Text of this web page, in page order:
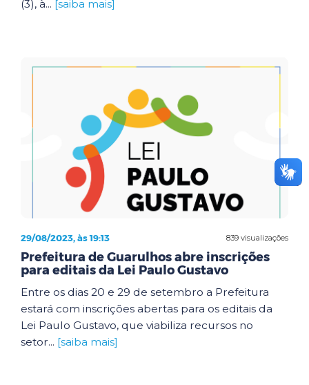
(3), à... [saiba mais]
839 visualizações
29/08/2023, às 19:13
Prefeitura de Guarulhos abre inscrições
para editais da Lei Paulo Gustavo
Entre os dias 20 e 29 de setembro a Prefeitura
estará com inscrições abertas para os editais da
Lei Paulo Gustavo, que viabiliza recursos no
setor... [saiba mais]